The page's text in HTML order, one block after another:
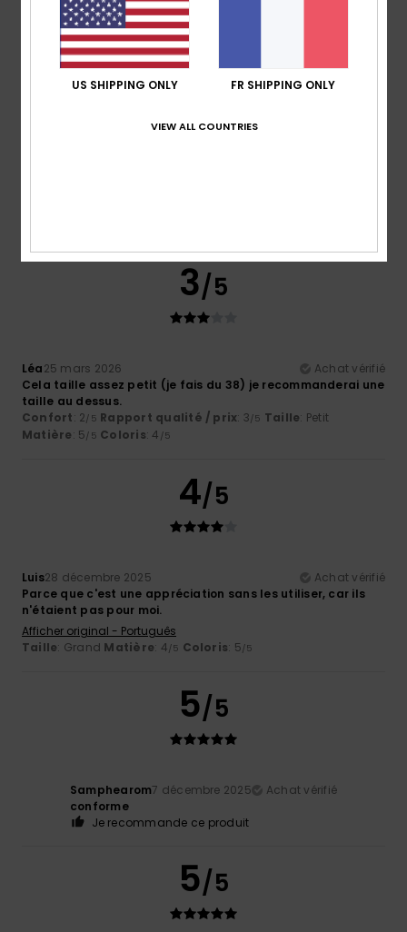
5
3/5
Léa25 mars 2026
Achat vérifié
Cela taille assez petit (je fais du 38) je recommanderai une
taille au dessus.
Confort: 2/5 Rapport qualité / prix: 3/5 Taille: Petit
Matière: 5/5 Coloris: 4 /5
4/5
Luis28 décembre 2025
Achat vérifié
Parce que c'est une appréciation sans les utiliser, car ils
n'étaient pas pour moi.
Afficher original - Português
Taille: Grand Matière: 4/5 Coloris: 5/5
5/5
Samphearom7 décembre 2025
Achat vérifié
conforme
Je recommande ce produit
5/5
US SHIPPING ONLY FR SHIPPING ONLY
VIEW ALL COUNTRIES